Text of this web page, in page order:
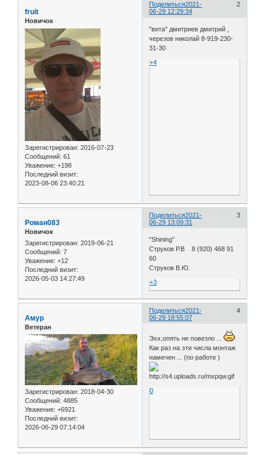
Поделиться 2
2021-
06-29 12:29:34
fruit
Новичок
Зарегистрирован: 2016-07-23
Сообщений: 61
Уважение: +198
Последний визит:
2023-08-06 23:40:21
"вита" дмитриев дмитрий ,
черезов николай 8-919-230-
31-30
+4
Поделиться 3
2021-
06-29 13:09:31
Роман083
Новичок
Зарегистрирован: 2019-06-21
Сообщений: 7
Уважение: +12
Последний визит:
2026-05-03 14:27:49
"Shining"
Струков Р.В 8 (920) 468 91
60
Струков В.Ю.
+3
Поделиться 4
2021-
06-29 18:55:07
Амур
Ветеран
Зарегистрирован: 2018-04-30
Сообщений: 4885
Уважение: +6921
Последний визит:
2026-06-29 07:14:04
Эхх,опять не повезло ...
Как раз на эти числа монтаж
намечен ... (по работе )
0